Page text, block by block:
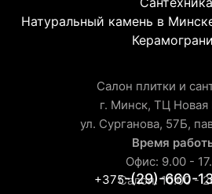
Натуральный камень в
Салон плитки и
г. Минск, ТЦ Новая
ул. Сурганова, 57Б,
Время
Офис: 9.00 -
Салон: 10.00 -
+375-(29)-660-